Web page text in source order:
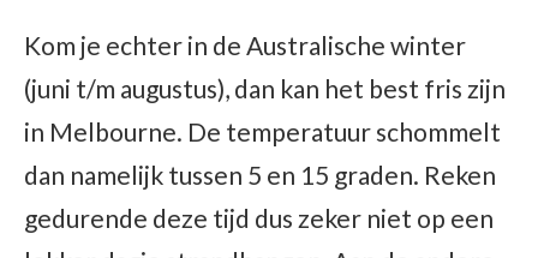
Kom je echter in de Australische winter
(juni t/m augustus), dan kan het best fris zijn
in Melbourne. De temperatuur schommelt
dan namelijk tussen 5 en 15 graden. Reken
gedurende deze tijd dus zeker niet op een